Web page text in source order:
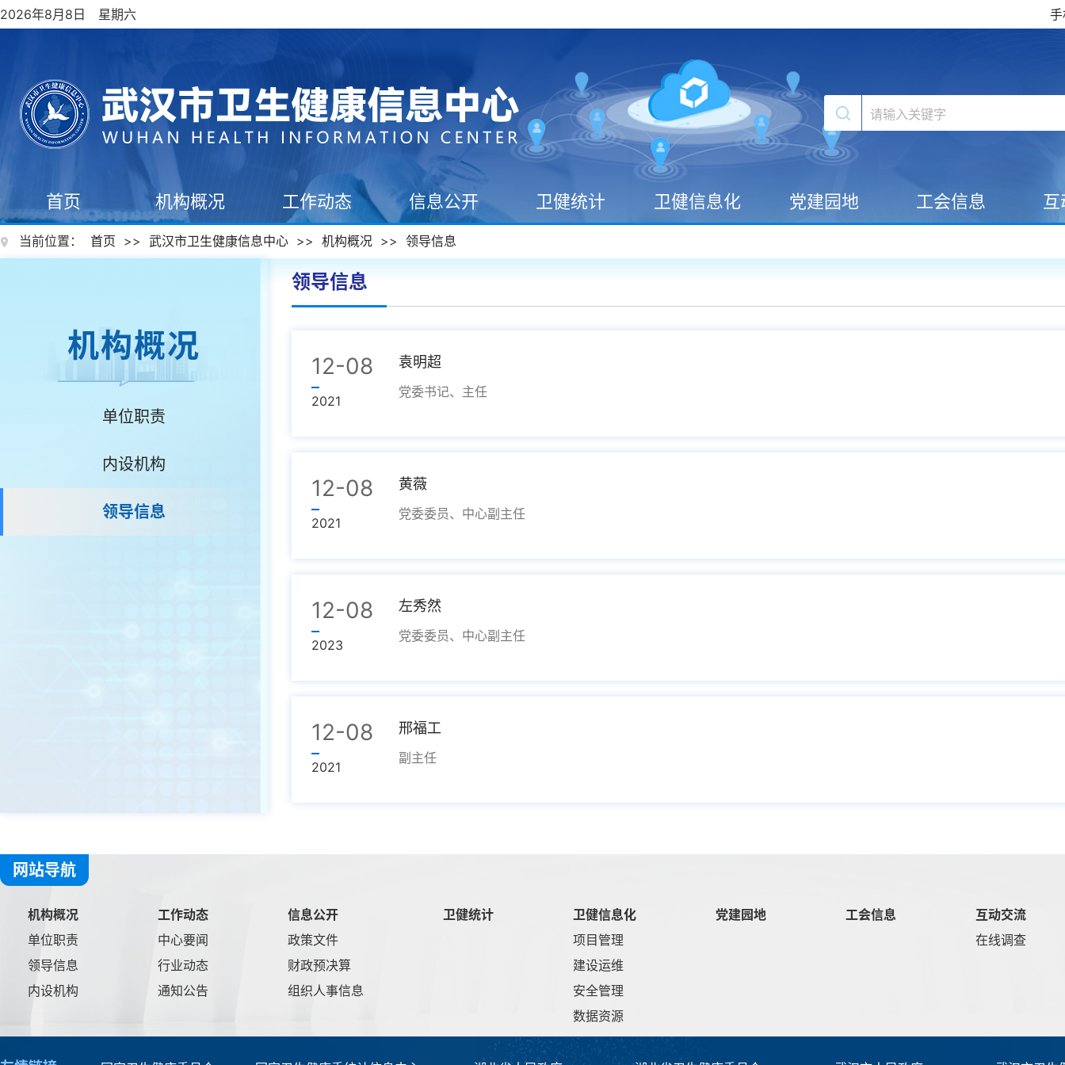
2026年8月8日 星期六
首页 机构概况 工作动态 信息公开 卫健统计 卫健信息化 党建园地 工会信息 互
当前位置： 首页 >> 武汉市卫生健康信息中心 >> 机构概况 >> 领导信息
机构概况
单位职责
内设机构
领导信息
领导信息
12-08
2021
袁明超
党委书记、主任
12-08
2021
黄薇
党委委员、中心副主任
12-08
2023
左秀然
党委委员、中心副主任
12-08
2021
邢福工
副主任
网站导航
机构概况
单位职责
领导信息
内设机构
工作动态
中心要闻
行业动态
通知公告
信息公开
政策文件
财政预决算
组织人事信息
卫健统计
卫健信息化
项目管理
建设运维
安全管理
数据资源
党建园地 工会信息
互动交流
在线调查